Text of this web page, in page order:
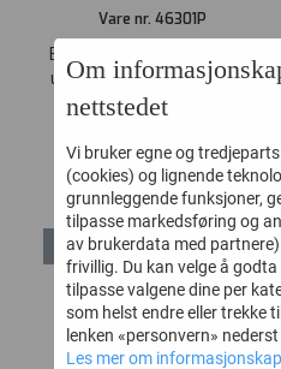
Vare nr. 46301P
Bio Skin’s® Calf Skins™ gir
utmerket kompressjon og
lindrer smerte i...
Om
nettstedet
Vi bruker egne og
(cookies) og lignende
grunnleggende funksjoner,
tilpasse markedsføring og
av brukerdata med
frivillig. Du kan velge å
tilpasse valgene dine per
som helst endre eller trekke
lenken «personvern»
Les mer om